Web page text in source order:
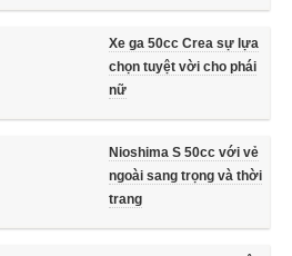
Xe ga 50cc Crea sự lựa
chọn tuyệt vời cho phái
nữ
Nioshima S 50cc với vẻ
ngoài sang trọng và thời
trang